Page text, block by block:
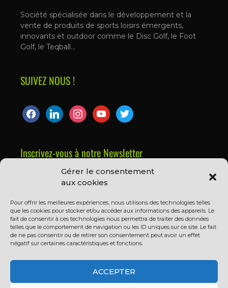
Gérer le consentement
aux cookies
Pour offrir les meilleures expériences, nous utilisons des technologies telles
que les cookies pour stocker et/ou accéder aux informations des appareils. Le
fait de consentir à ces technologies nous permettra de traiter des données
telles que le comportement de navigation ou les ID uniques sur ce site. Le fait
de ne pas consentir ou de retirer son consentement peut avoir un effet
négatif sur certaines caractéristiques et fonctions.
ACCEPTER
Société spécialisée dans le développement et la
vente de produits de sports loisirs émergents,
innovants et outdoor comme le Disc Golf, le Foot
Golf, le Teqball…
SUIVEZ NOUS !
Inscrivez-vous à notre Newsletter
Prénom ou nom complet
Email
confidentialité